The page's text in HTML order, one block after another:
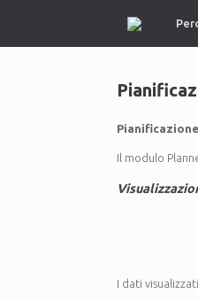
Il modulo
I dati